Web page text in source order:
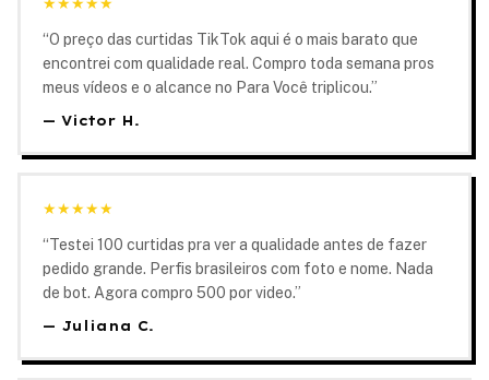
“O preço das curtidas TikTok aqui é o mais barato que
encontrei com qualidade real. Compro toda semana pros
meus vídeos e o alcance no Para Você triplicou.”
— Victor H.
★★★★★
“Testei 100 curtidas pra ver a qualidade antes de fazer
pedido grande. Perfis brasileiros com foto e nome. Nada
de bot. Agora compro 500 por video.”
— Juliana C.